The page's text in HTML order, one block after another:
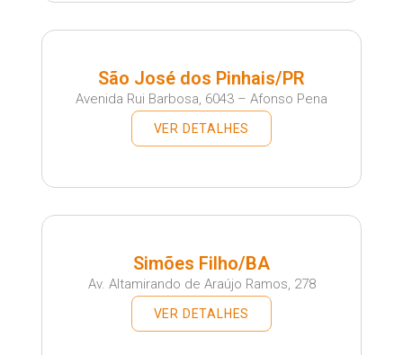
São José dos Pinhais/PR
Avenida Rui Barbosa, 6043 – Afonso Pena
VER DETALHES
Simões Filho/BA
Av. Altamirando de Araújo Ramos, 278
VER DETALHES